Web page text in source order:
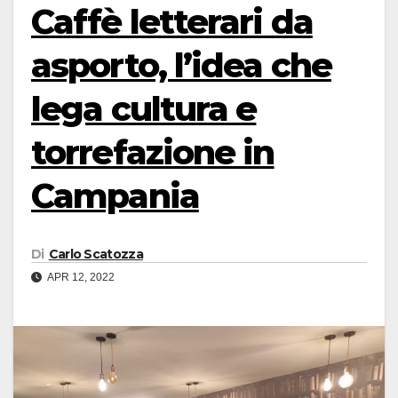
Caffè letterari da
asporto, l’idea che
lega cultura e
torrefazione in
Campania
Di Carlo Scatozza
APR 12, 2022